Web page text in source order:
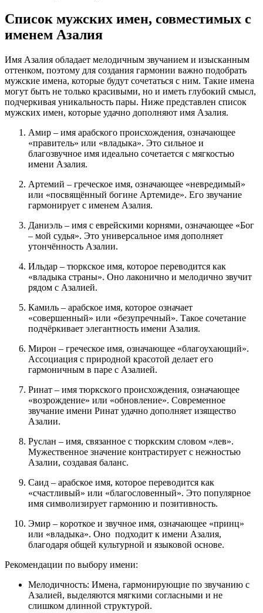
Список мужских имен, совместимых с
именем Азалия
Имя Азалия обладает мелодичным звучанием и изысканным
оттенком, поэтому для создания гармонии важно подобрать
мужские имена, которые будут сочетаться с ним. Такие имена
могут быть не только красивыми, но и иметь глубокий смысл,
подчеркивая уникальность пары. Ниже представлен список
мужских имен, которые удачно дополняют имя Азалия.
Амир – имя арабского происхождения, означающее
«правитель» или «владыка». Это сильное и
благозвучное имя идеально сочетается с мягкостью
имени Азалия.
Артемий – греческое имя, означающее «невредимый»
или «посвящённый богине Артемиде». Его звучание
гармонирует с именем Азалия.
Даниэль – имя с еврейскими корнями, означающее «Бог
– мой судья». Это универсальное имя дополняет
утончённость Азалии.
Ильдар – тюркское имя, которое переводится как
«владыка страны». Оно лаконично и мелодично звучит
рядом с Азалией.
Камиль – арабское имя, которое означает
«совершенный» или «безупречный». Такое сочетание
подчёркивает элегантность имени Азалия.
Мирон – греческое имя, означающее «благоухающий».
Ассоциация с природной красотой делает его
гармоничным в паре с Азалией.
Ринат – имя тюркского происхождения, означающее
«возрождение» или «обновление». Современное
звучание имени Ринат удачно дополняет изящество
Азалии.
Руслан – имя, связанное с тюркским словом «лев».
Мужественное значение контрастирует с нежностью
Азалии, создавая баланс.
Саид – арабское имя, которое переводится как
«счастливый» или «благословенный». Это популярное
имя символизирует гармонию и позитивность.
Эмир – короткое и звучное имя, означающее «принц»
или «владыка». Оно подходит к имени Азалия,
благодаря общей культурной и языковой основе.
Рекомендации по выбору имени:
Мелодичность: Имена, гармонирующие по звучанию с
Азалией, выделяются мягкими согласными и не
слишком длинной структурой.